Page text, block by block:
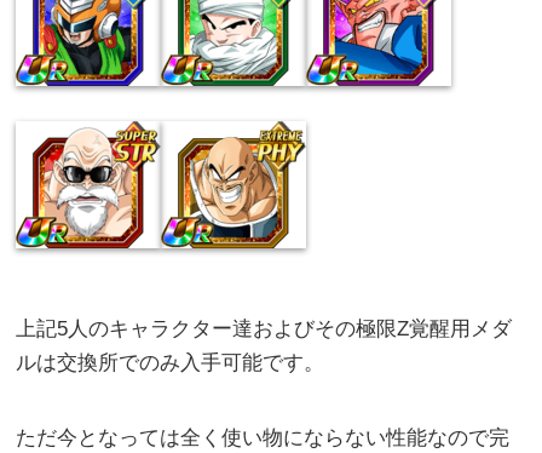
上記5人のキャラクター達およびその極限Z覚醒用メダ
ルは交換所でのみ入手可能です。
ただ今となっては全く使い物にならない性能なので完